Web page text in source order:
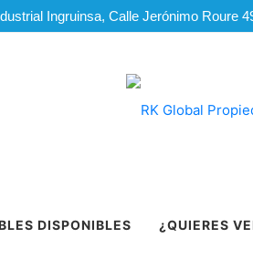
Ingruinsa, Calle Jerónimo Roure
DISPONIBLES ¿QUIERES